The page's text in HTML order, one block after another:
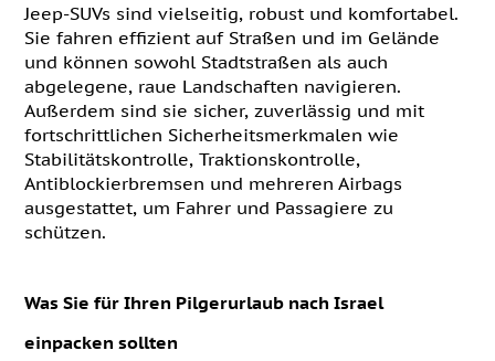
Jeep-SUVs sind vielseitig, robust und komfortabel.
Sie fahren effizient auf Straßen und im Gelände
und können sowohl Stadtstraßen als auch
abgelegene, raue Landschaften navigieren.
Außerdem sind sie sicher, zuverlässig und mit
fortschrittlichen Sicherheitsmerkmalen wie
Stabilitätskontrolle, Traktionskontrolle,
Antiblockierbremsen und mehreren Airbags
ausgestattet, um Fahrer und Passagiere zu
schützen.
Was Sie für Ihren Pilgerurlaub nach Israel
einpacken sollten